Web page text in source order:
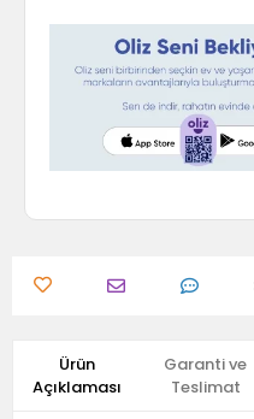
Ürün
Açıklaması
Garanti ve
Teslimat